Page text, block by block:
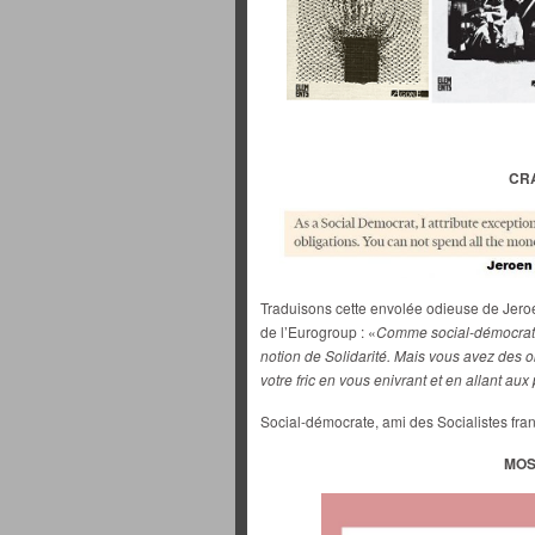
Traduisons cette envolée odieuse de
de l’Eurogroup : «Comme social-
notion de Solidarité. Mais vous avez des
votre fric en vous enivrant et en allant
Social-démocrate, ami des Socialistes